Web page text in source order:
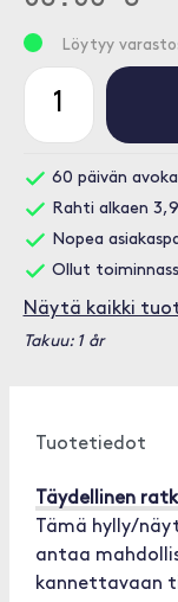
Löytyy
60 päivän
Rahti alkaen
Nopea
Ollut
Näytä kaikki
Takuu: 1 år
Tuotetiedot
Täydellinen
Tämä hylly/
antaa
kannettavaan